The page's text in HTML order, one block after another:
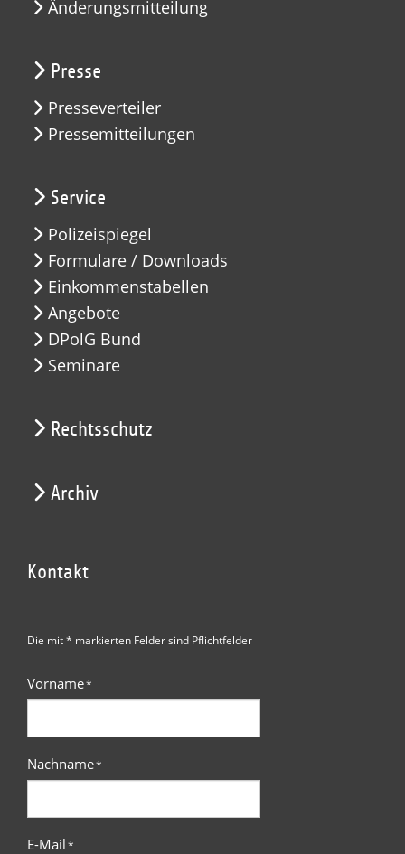
Änderungsmitteilung
Presse
Presseverteiler
Pressemitteilungen
Service
Polizeispiegel
Formulare / Downloads
Einkommenstabellen
Angebote
DPolG Bund
Seminare
Rechtsschutz
Archiv
Kontakt
Die mit * markierten Felder sind Pflichtfelder
Vorname*
Nachname*
E-Mail*